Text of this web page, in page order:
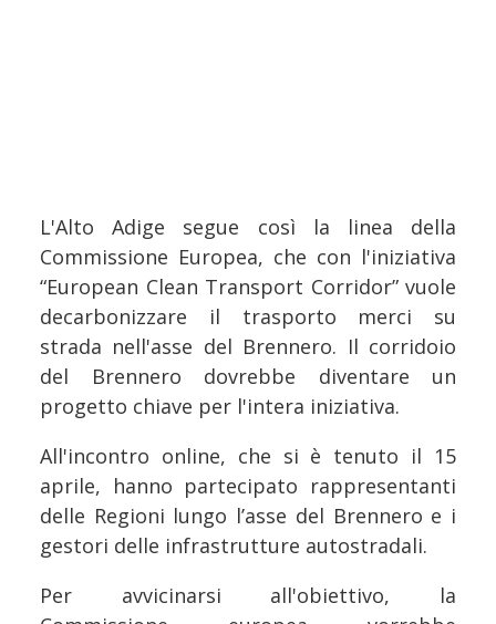
L'Alto Adige segue così la linea della
Commissione Europea, che con l'iniziativa
“European Clean Transport Corridor” vuole
decarbonizzare il trasporto merci su
strada nell'asse del Brennero. Il corridoio
del Brennero dovrebbe diventare un
progetto chiave per l'intera iniziativa.
All'incontro online, che si è tenuto il 15
aprile, hanno partecipato rappresentanti
delle Regioni lungo l’asse del Brennero e i
gestori delle infrastrutture autostradali.
Per avvicinarsi all'obiettivo, la